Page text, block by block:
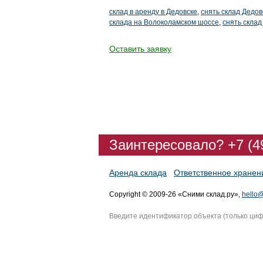
склад в аренду в Дедовске, снять склад
склада на Волоколамском шоссе, снять
Оставить заявку
Заинтересовало? +7
Аренда склада Ответственное
Copyright © 2009-26 «Сними склад.ру»,
Введите идентификатор объекта (только